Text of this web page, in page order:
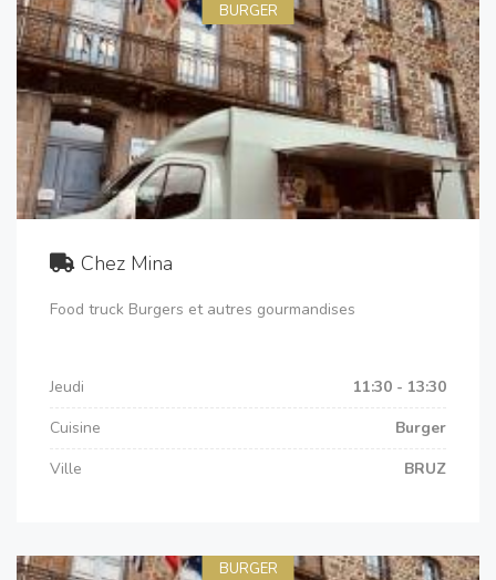
BURGER
Chez Mina
Food truck Burgers et autres gourmandises
Jeudi
11:30 - 13:30
Cuisine
Burger
Ville
BRUZ
BURGER